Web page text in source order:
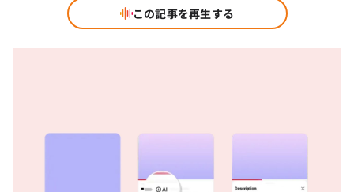
この記事を再生する